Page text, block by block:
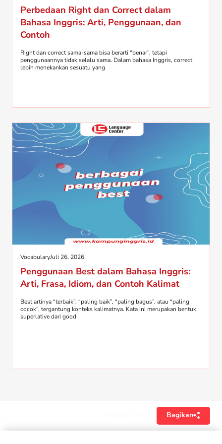
Perbedaan Right dan Correct dalam
Bahasa Inggris: Arti, Penggunaan, dan
Contoh
Right dan correct sama-sama bisa berarti “benar”, tetapi
penggunaannya tidak selalu sama. Dalam bahasa Inggris, correct
lebih menekankan sesuatu yang
VocabularyJuli 26, 2026
Penggunaan Best dalam Bahasa Inggris:
Arti, Frasa, Idiom, dan Contoh Kalimat
Best artinya “terbaik”, “paling baik”, “paling bagus”, atau “paling
cocok”, tergantung konteks kalimatnya. Kata ini merupakan bentuk
superlative dari good
Bagikan